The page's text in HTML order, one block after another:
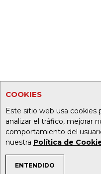
COOKIES
Este sitio web usa cookies
analizar el tráfico, mejorar
comportamiento del
nuestra Política de
ENTENDIDO